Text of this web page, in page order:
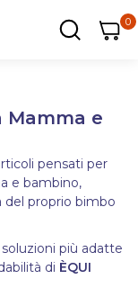
00
Mamma e
pensati per
e bambino,
del proprio bimbo
più adatte
di ÈQUI